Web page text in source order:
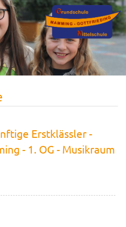
Erstklässler -
- 1. OG - Musikraum